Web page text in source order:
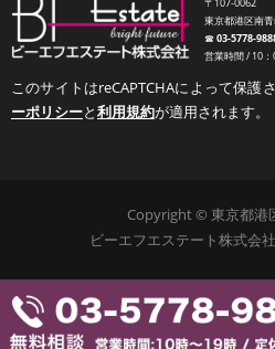
東京都港区南
☎︎03-5778-
営業時間 / 10
このサイトはreCAPTCHAによって保護
ーポリシーと利用規約が適用されます。
Copyright © 東京都港
ビーエフエステート株式会